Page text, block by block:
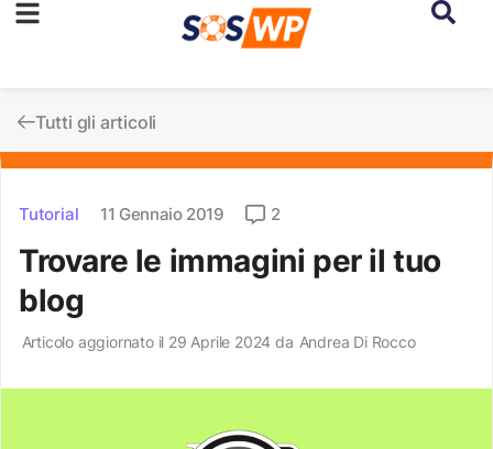
Tutti gli articoli
Tutorial 11 Gennaio 2019 2
Trovare le immagini per il tuo
blog
Articolo aggiornato il 29 Aprile 2024 da Andrea Di Rocco